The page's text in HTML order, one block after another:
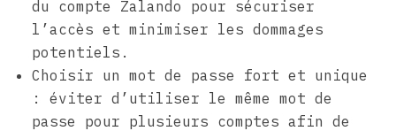
du compte Zalando pour sécuriser
l’accès et minimiser les dommages
potentiels.
Choisir un mot de passe fort et unique
: éviter d’utiliser le même mot de
passe pour plusieurs comptes afin de